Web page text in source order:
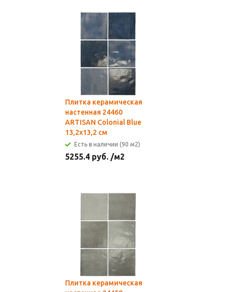
Плитка керамическая
настенная 24460
ARTISAN Colonial Blue
13,2х13,2 см
Есть в наличии (90 м2)
5255.4 руб. /м2
Плитка керамическая